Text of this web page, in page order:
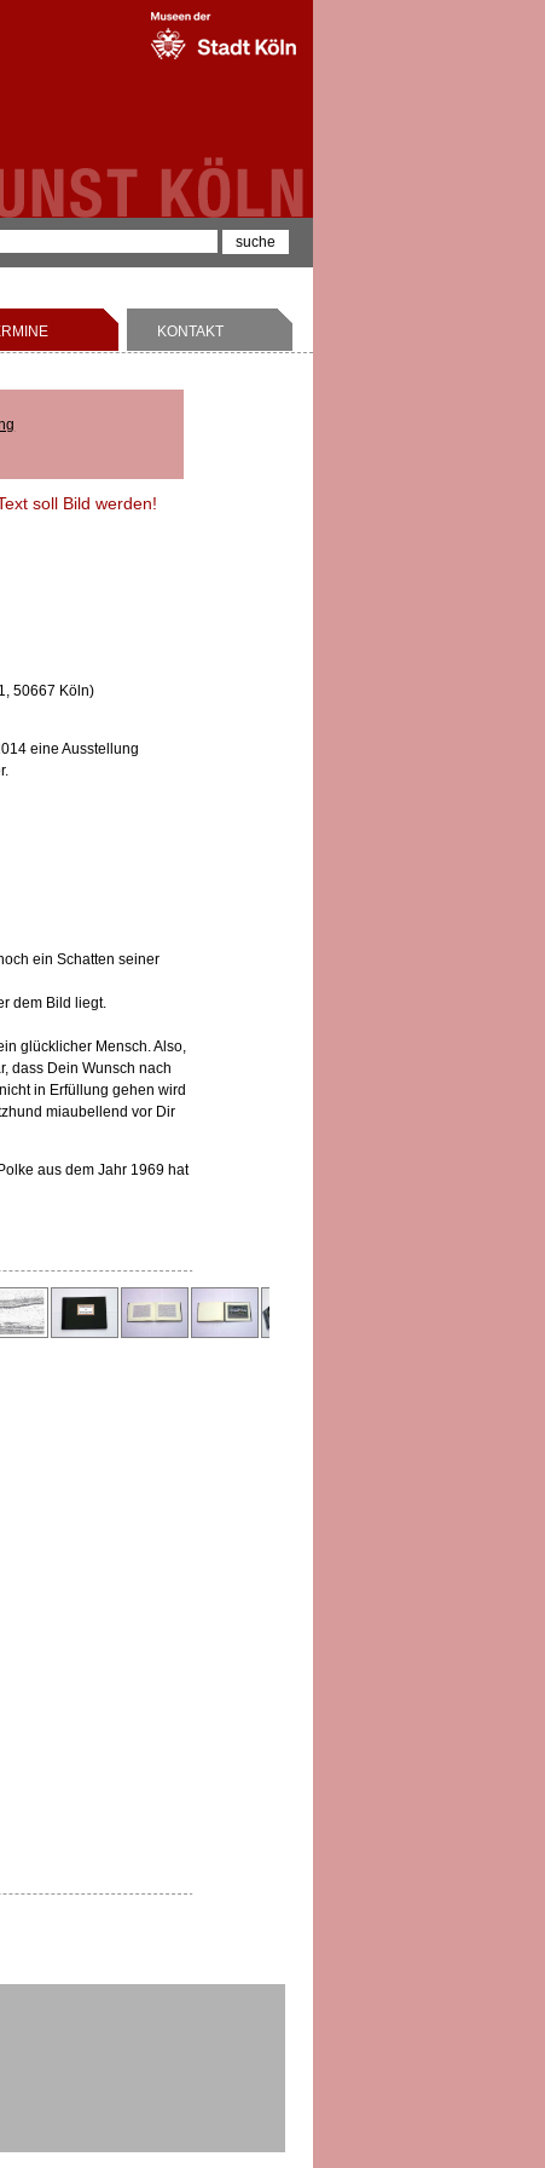
KONTAKT
soll Bild werden!
50667 Köln)
eine Ausstellung
ein Schatten seiner
dem Bild liegt.
glücklicher Mensch. Also,
dass Dein Wunsch nach
in Erfüllung gehen wird
miaubellend vor Dir
aus dem Jahr 1969 hat